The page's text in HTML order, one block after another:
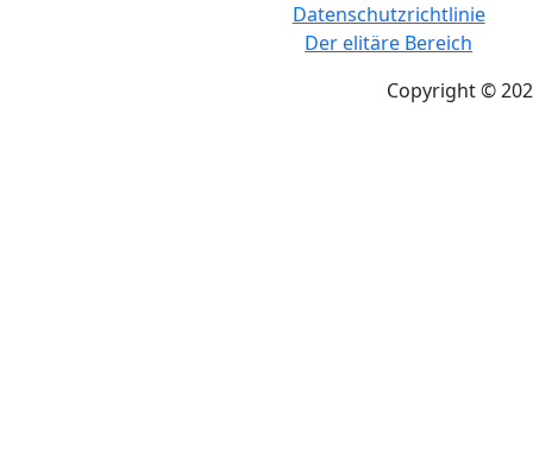
Datenschutzrichtlinie
Der elitäre Bereich
Copyright ©